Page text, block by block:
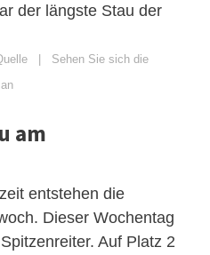
der längste Stau der
| Sehen Sie sich die
am
entstehen die
Dieser Wochentag
Auf Platz 2